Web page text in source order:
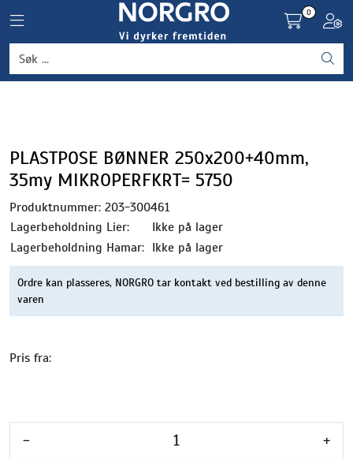
Toggle navigation
0
PLASTPOSE BØNNER 250x200+40mm,
35my MIKROPERFKRT= 5750
Produktnummer: 203-300461
Lagerbeholdning Lier:
Ikke på lager
Lagerbeholdning Hamar: Ikke på lager
Ordre kan plasseres, NORGRO tar kontakt ved bestilling av denne
varen
Pris fra:
- +
Grønnsaker
Frukt og bær
Blomster, potter og brett
Driftsmidler